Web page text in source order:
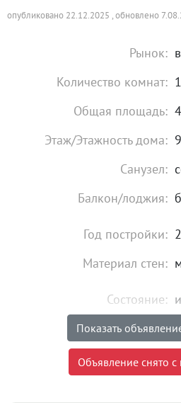
опубликовано 22.12.2025 , обновлено
Рынок:
Количество комнат: 1
Общая площадь:
Этаж/Этажность дома:
Санузел:
Балкон/лоджия:
Год постройки:
Материал стен:
Состояние:
Цена:
Объявление снято
Показать
Объявление снято